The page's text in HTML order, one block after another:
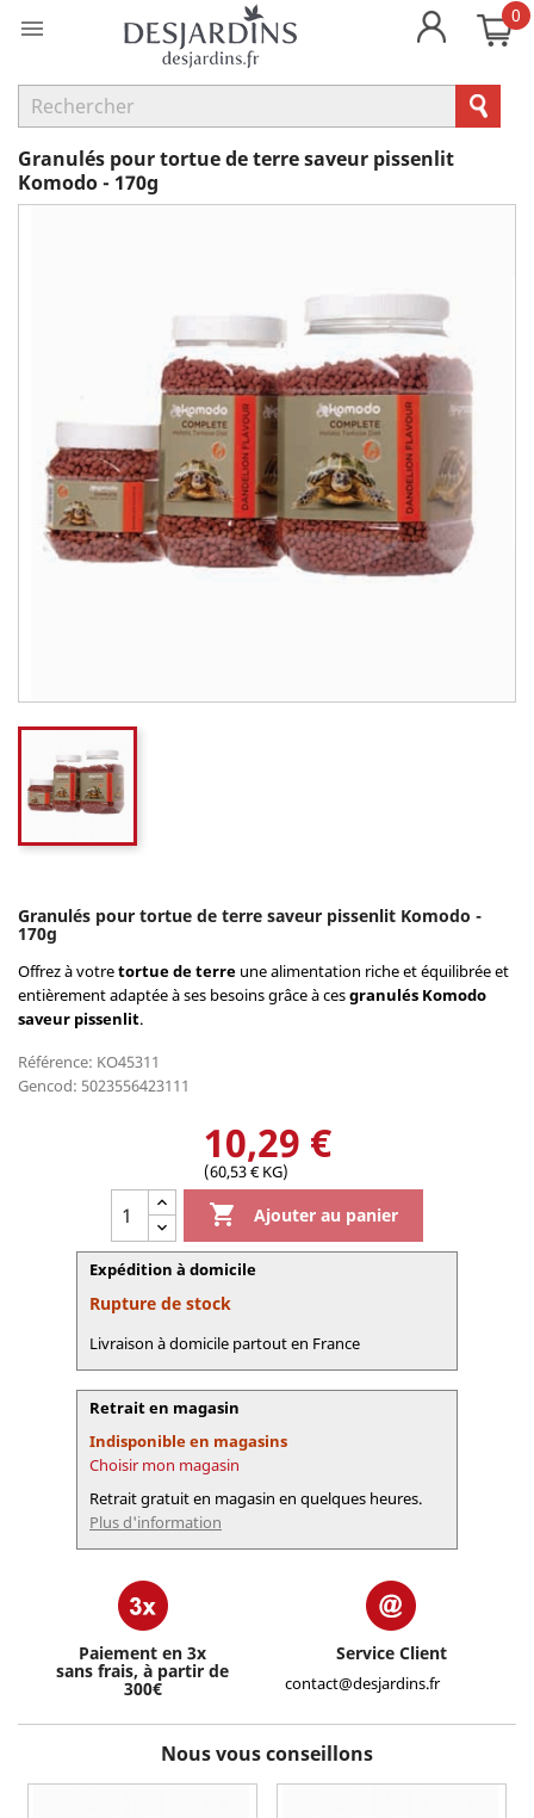
 0
Granulés pour tortue de terre saveur pissenlit
Komodo - 170g
Granulés pour tortue de terre saveur pissenlit Komodo -
170g
Offrez à votretortue de terre une alimentation riche et équilibrée et
entièrement adaptée à ses besoins grâce à cesgranulés Komodo
saveur pissenlit.
Référence: KO45311
Gencod: 5023556423111
10,29 €
(60,53 € KG)
 Ajouter au panier
Expédition à domicile
Rupture de stock
Livraison à domicile partout en France
Retrait en magasin
Indisponible en magasins
Choisir mon magasin
Retrait gratuit en magasin en quelques heures.
Plus d'information
Paiement en 3x
sans frais, à partir de
300€
Service Client
contact@desjardins.fr
Nous vous conseillons